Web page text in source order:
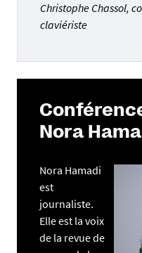
Christophe Chassol,
claviériste
Nora
Nora Hamadi
est
journaliste.
Elle est la voix
de la revue de